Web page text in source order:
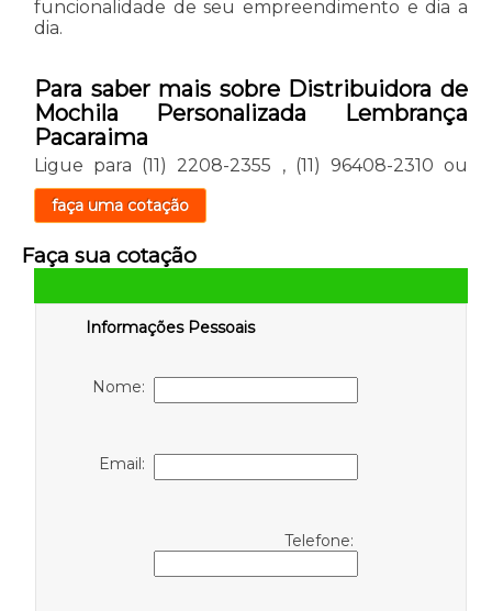
funcionalidade de seu empreendimento e dia a
dia.
Para saber mais sobre Distribuidora de
Mochila Personalizada Lembrança
Pacaraima
Ligue para (11) 2208-2355 , (11) 96408-2310 ou
faça uma cotação
Faça sua cotação
Informações Pessoais
Nome:
Email:
Telefone: